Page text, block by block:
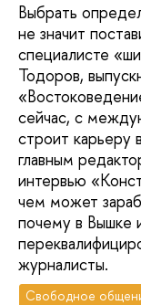
Выбрать
не значит
специалисте
Тодоров,
сейчас, с
строит карьеру
главным
интервью
чем может
почему в Вышке
журналисты.
Свободное